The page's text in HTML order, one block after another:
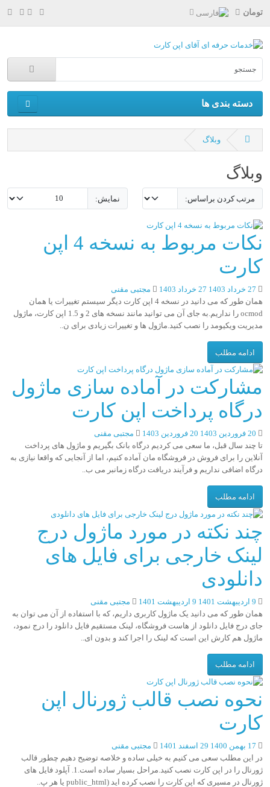
تومان
دسته بندی ها
وبلاگ
وبلاگ
مرتب کردن براساس: نمایش:
نکات مربوط به نسخه 4 اپن
کارت
27 خرداد 1403 27 خرداد 1403
مجتبی مقنی
همان طور که می دانید در نسخه 4 اپن کارت دیگر سیستم تغییرات یا همان
ocmod را نداریم.به جای آن می توانید مانند نسخه های 2 و 1.5 اپن کارت، ماژول
مدیریت ویکیومد را نصب کنید.ماژول ها و تغییرات زیادی برای ن..
ادامه مطلب
مشارکت در آماده سازی ماژول
درگاه پرداخت اپن کارت
20 فروردین 1403 20 فروردین 1403
مجتبی مقنی
تا چند سال قبل، ما سعی می کردیم درگاه بانک بگیریم و ماژول های پرداخت
آنلاین را برای فروش در فروشگاه مان آماده کنیم، اما از آنجایی که واقعا نیازی به
درگاه اضافی نداریم و فرآیند دریافت درگاه زمانبر می ب..
ادامه مطلب
چند نکته در مورد ماژول درج
لینک خارجی برای فایل های
دانلودی
9 اردیبهشت 1401 9 اردیبهشت 1401
مجتبی مقنی
همان طور که می دانید یک ماژول کاربری داریم، که با استفاده از آن می توان به
جای درج فایل دانلود از هاست فروشگاه، لینک مستقیم فایل دانلود را درج نمود،
ماژول هم کارش این است که لینک را اجرا کند و بدون ای..
ادامه مطلب
نحوه نصب قالب ژورنال اپن
کارت
17 بهمن 1400 29 اسفند 1401
مجتبی مقنی
در این مطلب سعی می کنیم به خیلی ساده و خلاصه توضیح دهیم چطور قالب
ژورنال را در اپن کارت نصب کنید.مراحل بسیار ساده است.1. آپلود فایل های
ژورنال در مسیری که اپن کارت را نصب کرده اید (public_html یا هر پ..